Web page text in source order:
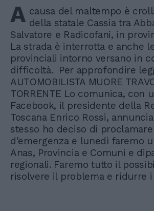
A causa del maltempo è
della statale Cassia tra
Salvatore e Radicofani, in
La strada è interrotta e anche
provinciali intorno versano in
difficoltà. Per approfondire
AUTOMOBILISTA MUORE
TORRENTE Lo comunica, con
Facebook, il presidente della
Toscana Enrico Rossi,
stesso ho deciso di
d'emergenza e lunedì faremo
Anas, Provincia e Comuni e
regionali. Faremo tutto il
risolvere il problema e ridurre i